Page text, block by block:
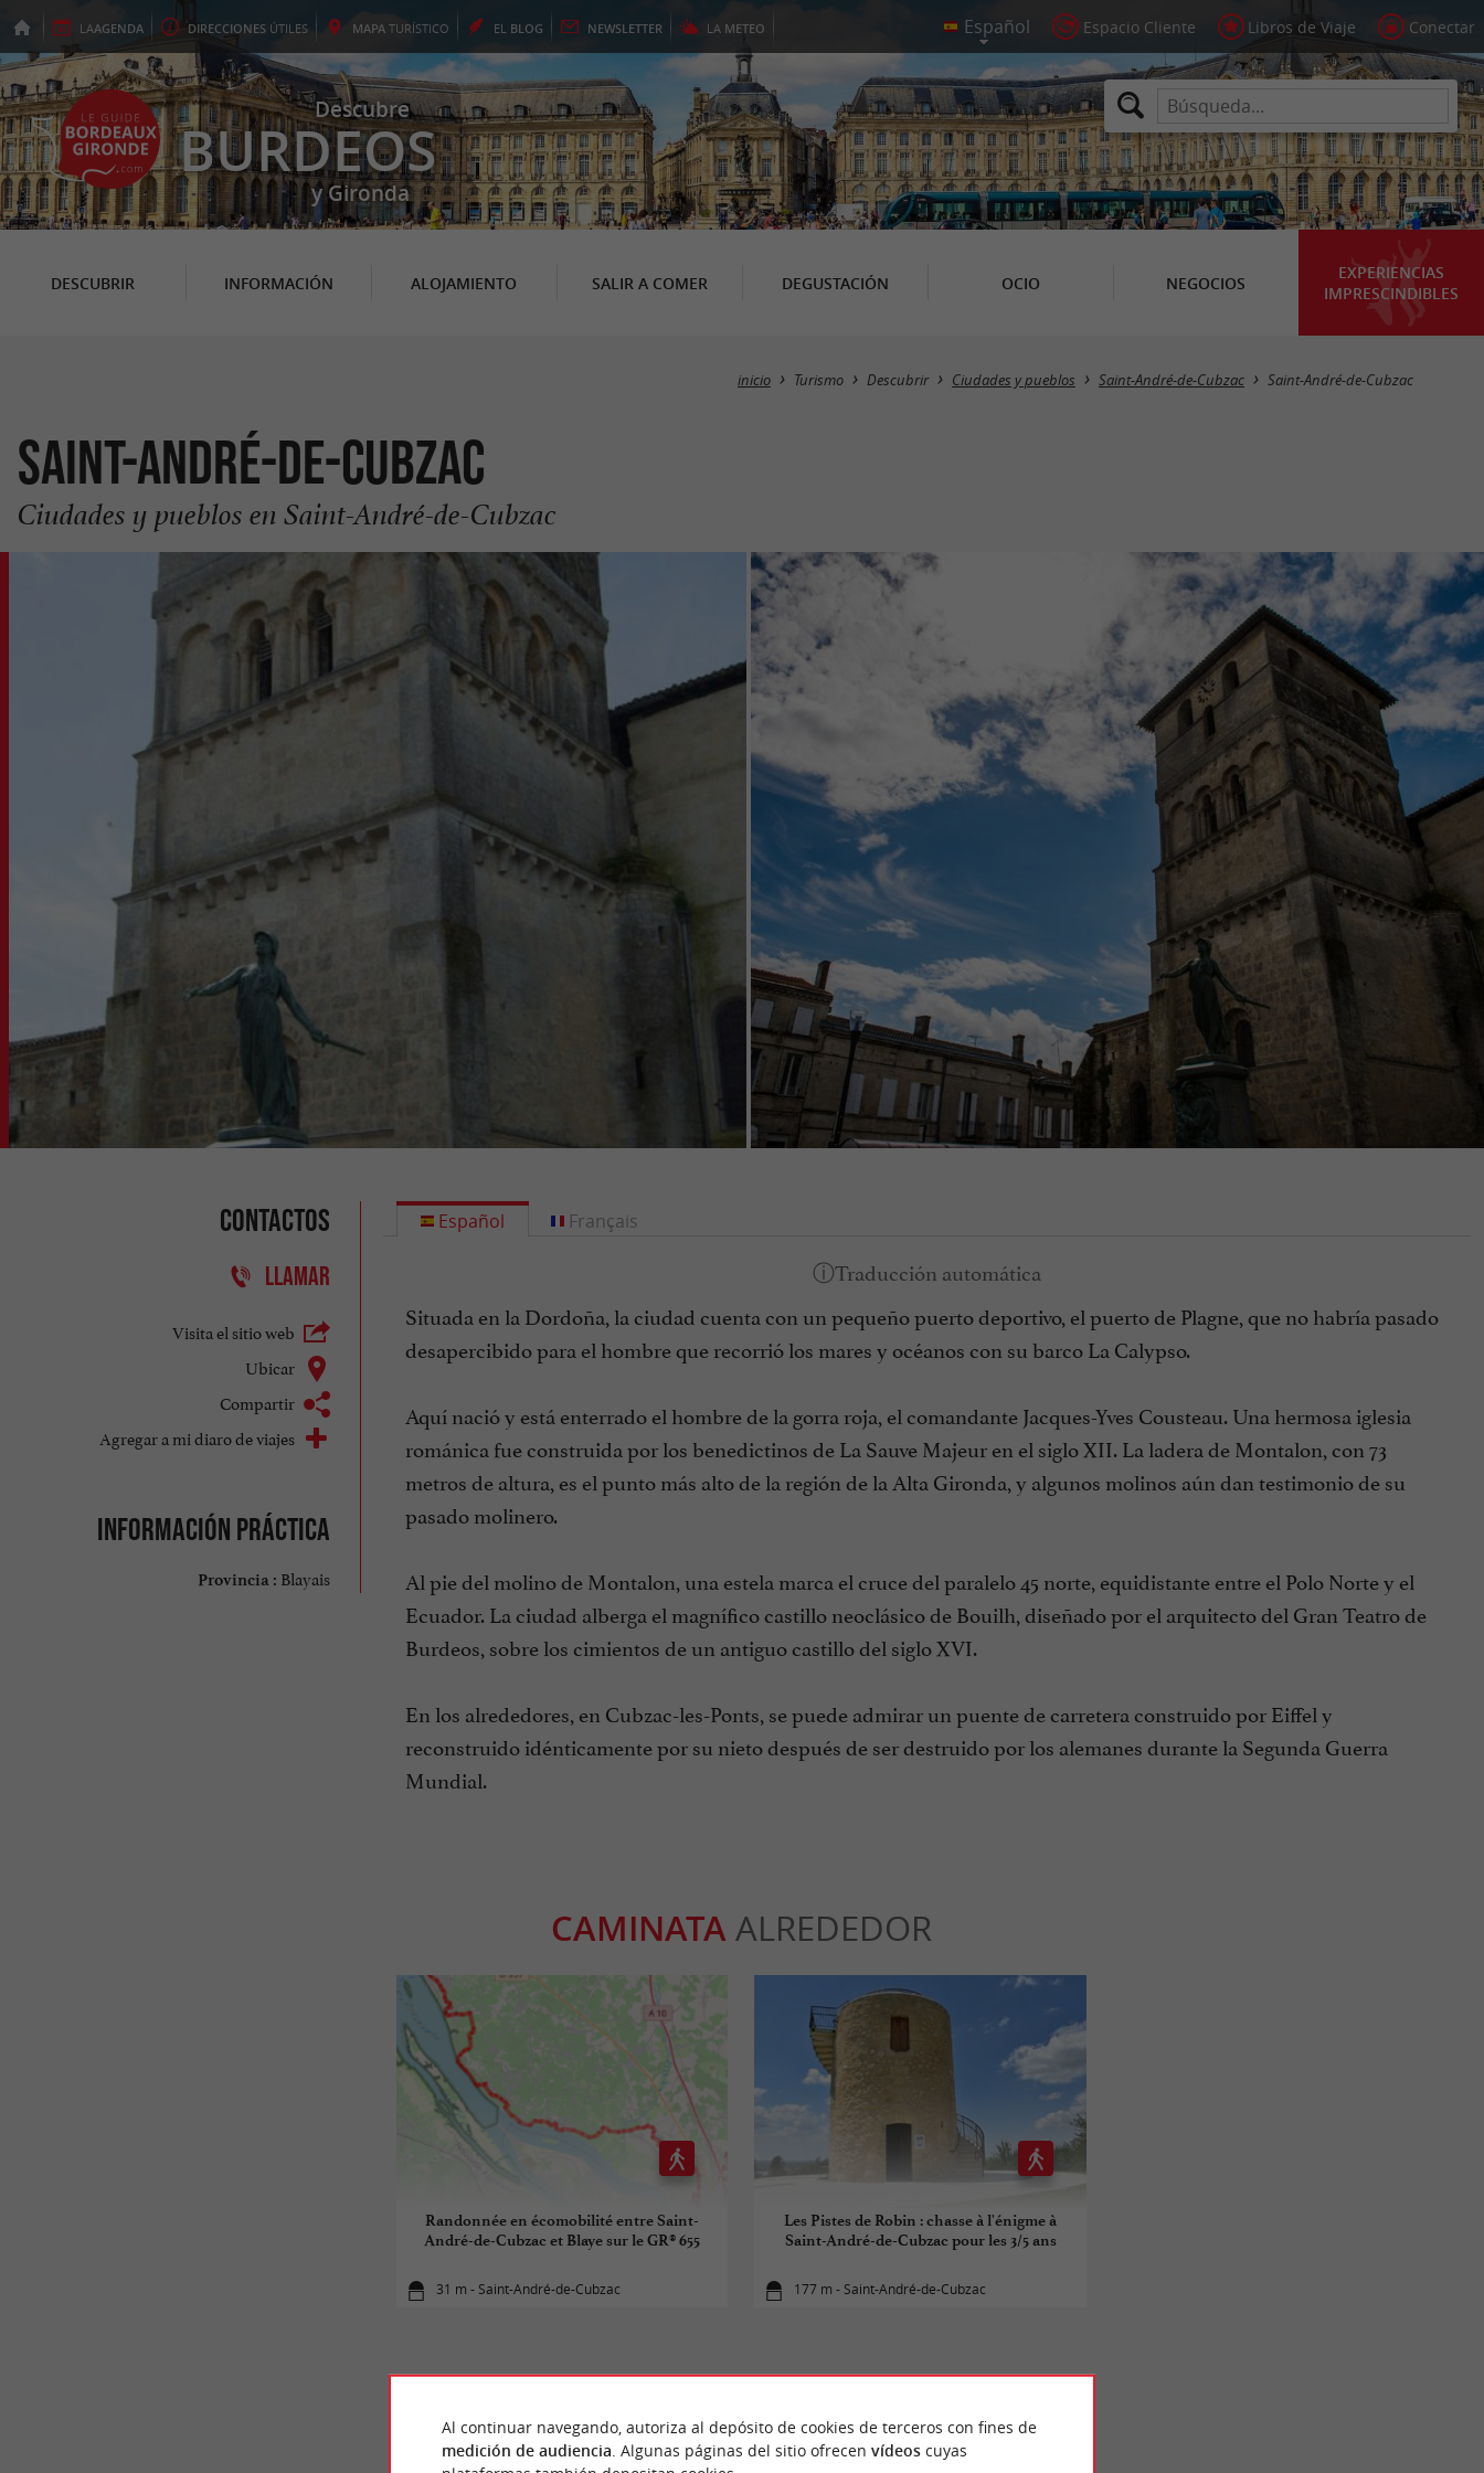
LAAGENDA DIRECCIONES ÚTILES MAPA TURÍSTICO EL BLOG NEWSLETTER LA METEO Espacio Cliente Libros de Viaje Conectar
Descubre
BURDEOS
y Gironda
DESCUBRIR INFORMACIÓN ALOJAMIENTO SALIR A COMER DEGUSTACIÓN OCIO NEGOCIOS
EXPERIENCIAS
IMPRESCINDIBLES
inicio Turismo Descubrir Ciudades y pueblos Saint-André-de-Cubzac Saint-André-de-Cubzac
Saint-André-de-Cubzac
Ciudades y pueblos en Saint-André-de-Cubzac
Contactos
LLAMAR
Visita el sitio web
Ubicar
Compartir
Agregar a mi diaro de viajes
Información práctica
Provincia : Blayais
Español
Situada en la Dordoña, la ciudad cuenta con un pequeño puerto deportivo, el puerto de Plagne, que no habría pasado
desapercibido para el hombre que recorrió los mares y océanos con su barco La Calypso.
Aquí nació y está enterrado el hombre de la gorra roja, el comandante Jacques-Yves Cousteau. Una hermosa iglesia
románica fue construida por los benedictinos de La Sauve Majeur en el siglo XII. La ladera de Montalon, con 73
metros de altura, es el punto más alto de la región de la Alta Gironda, y algunos molinos aún dan testimonio de su
pasado molinero.
Al pie del molino de Montalon, una estela marca el cruce del paralelo 45 norte, equidistante entre el Polo Norte y el
Ecuador. La ciudad alberga el magnífico castillo neoclásico de Bouilh, diseñado por el arquitecto del Gran Teatro de
Burdeos, sobre los cimientos de un antiguo castillo del siglo XVI.
En los alrededores, en Cubzac-les-Ponts, se puede admirar un puente de carretera construido por Eiffel y
reconstruido idénticamente por su nieto después de ser destruido por los alemanes durante la Segunda Guerra
Mundial.
Français
CAMINATAALREDEDOR
Randonnée en écomobilité entre Saint-
André-de-Cubzac et Blaye sur le GR® 655
31 m - Saint-André-de-Cubzac
Les Pistes de Robin : chasse à l'énigme à
Saint-André-de-Cubzac pour les 3/5 ans
177 m - Saint-André-de-Cubzac
PARA DESCUBRIRALREDEDOR
Al continuar navegando, autoriza al depósito de cookies de terceros con fines de
medición de audiencia . Algunas páginas del sitio ofrecen vídeoscuyas